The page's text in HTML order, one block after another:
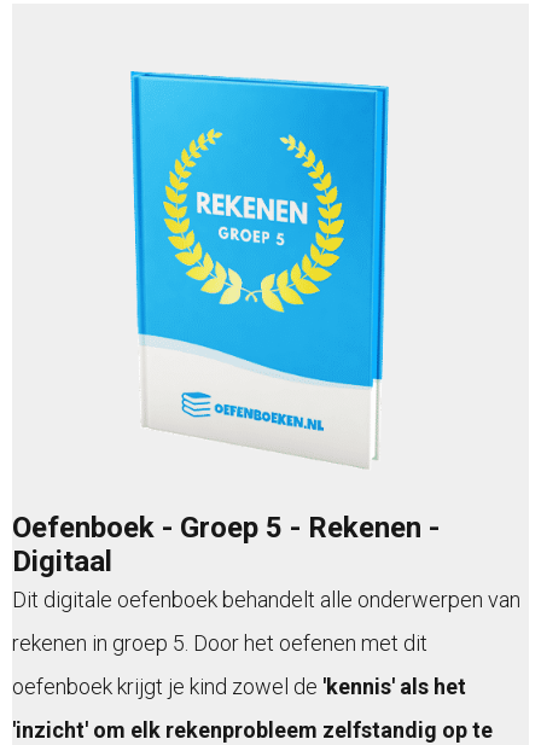
Oefenboek - Groep 5 - Rekenen -
Digitaal
Dit digitale oefenboek behandelt alle onderwerpen van
rekenen in groep 5. Door het oefenen met dit
oefenboek krijgt je kind zowel de 'kennis' als het
'inzicht' om elk rekenprobleem zelfstandig op te